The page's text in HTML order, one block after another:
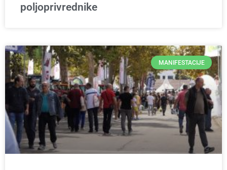
poljoprivrednike
MANIFESTACIJE